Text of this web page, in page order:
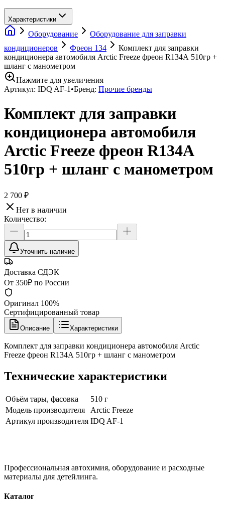
Характеристики
Оборудование
Оборудование для заправки
кондиционеров
Фреон 134
Комплект для заправки
кондиционера автомобиля Arctic Freeze фреон R134А 510гр +
шланг с манометром
Нажмите для увеличения
Артикул: IDQ AF-1 •Бренд: Прочие бренды
Комплект для заправки
кондиционера автомобиля
Arctic Freeze фреон R134А
510гр + шланг с манометром
2 700 ₽
Нет в наличии
Количество:
Уточнить наличие
Доставка СДЭК
От 350₽ по России
Оригинал 100%
Сертифицированный товар
Описание Характеристики
Комплект для заправки кондиционера автомобиля Arctic
Freeze фреон R134А 510гр + шланг с манометром
Технические характеристики
Объём тары, фасовка
510 г
Модель производителя
Arctic Freeze
Артикул производителя IDQ AF-1
Профессиональная автохимия, оборудование и расходные
материалы для детейлинга.
Каталог